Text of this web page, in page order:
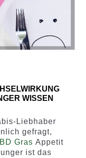
WISSEN M
Liebhaber
gefragt,
Gras Appetit
ist das